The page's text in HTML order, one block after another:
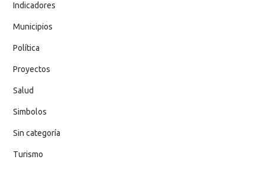
Indicadores
Municipios
Política
Proyectos
Salud
Simbolos
Sin categoría
Turismo